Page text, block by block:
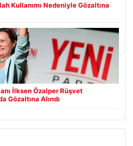
Kullanımı Nedeniyle Gözaltına
İlksen Özalper Rüşvet
Gözaltına Alındı